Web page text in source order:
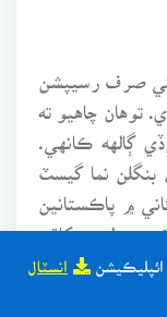
انسٽال
کي صرف رسيپشن
توهان چاهيو ته
ڳالهه ڪانهي.
نما گيسٽ
۾ پاڪستانين
ٻولي ۽ کاڌي
جا مالڪ
جي گهمڻ ۽